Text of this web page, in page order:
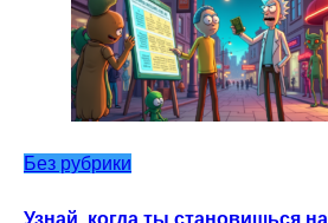
Без рубрики
Узнай, когда ты становишься